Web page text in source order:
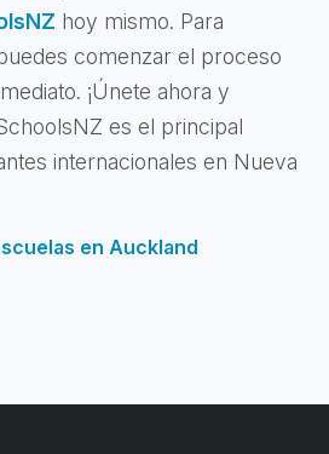
hoy mismo. Para
comenzar el proceso
¡Únete ahora y
es el principal
internacionales en Nueva
en Auckland